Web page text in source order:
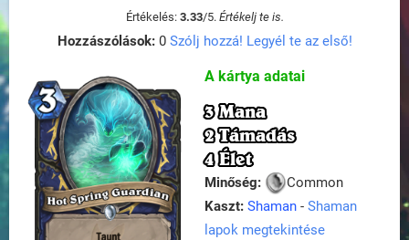
Értékelés: 3.33/5. Értékelj te is.
Hozzászólások:0 Szólj hozzá! Legyél te az első!
A kártya adatai
3 Mana
2 Támadás
4 Élet
Minőség:
Common
Kaszt: Shaman - Shaman
lapok megtekintése